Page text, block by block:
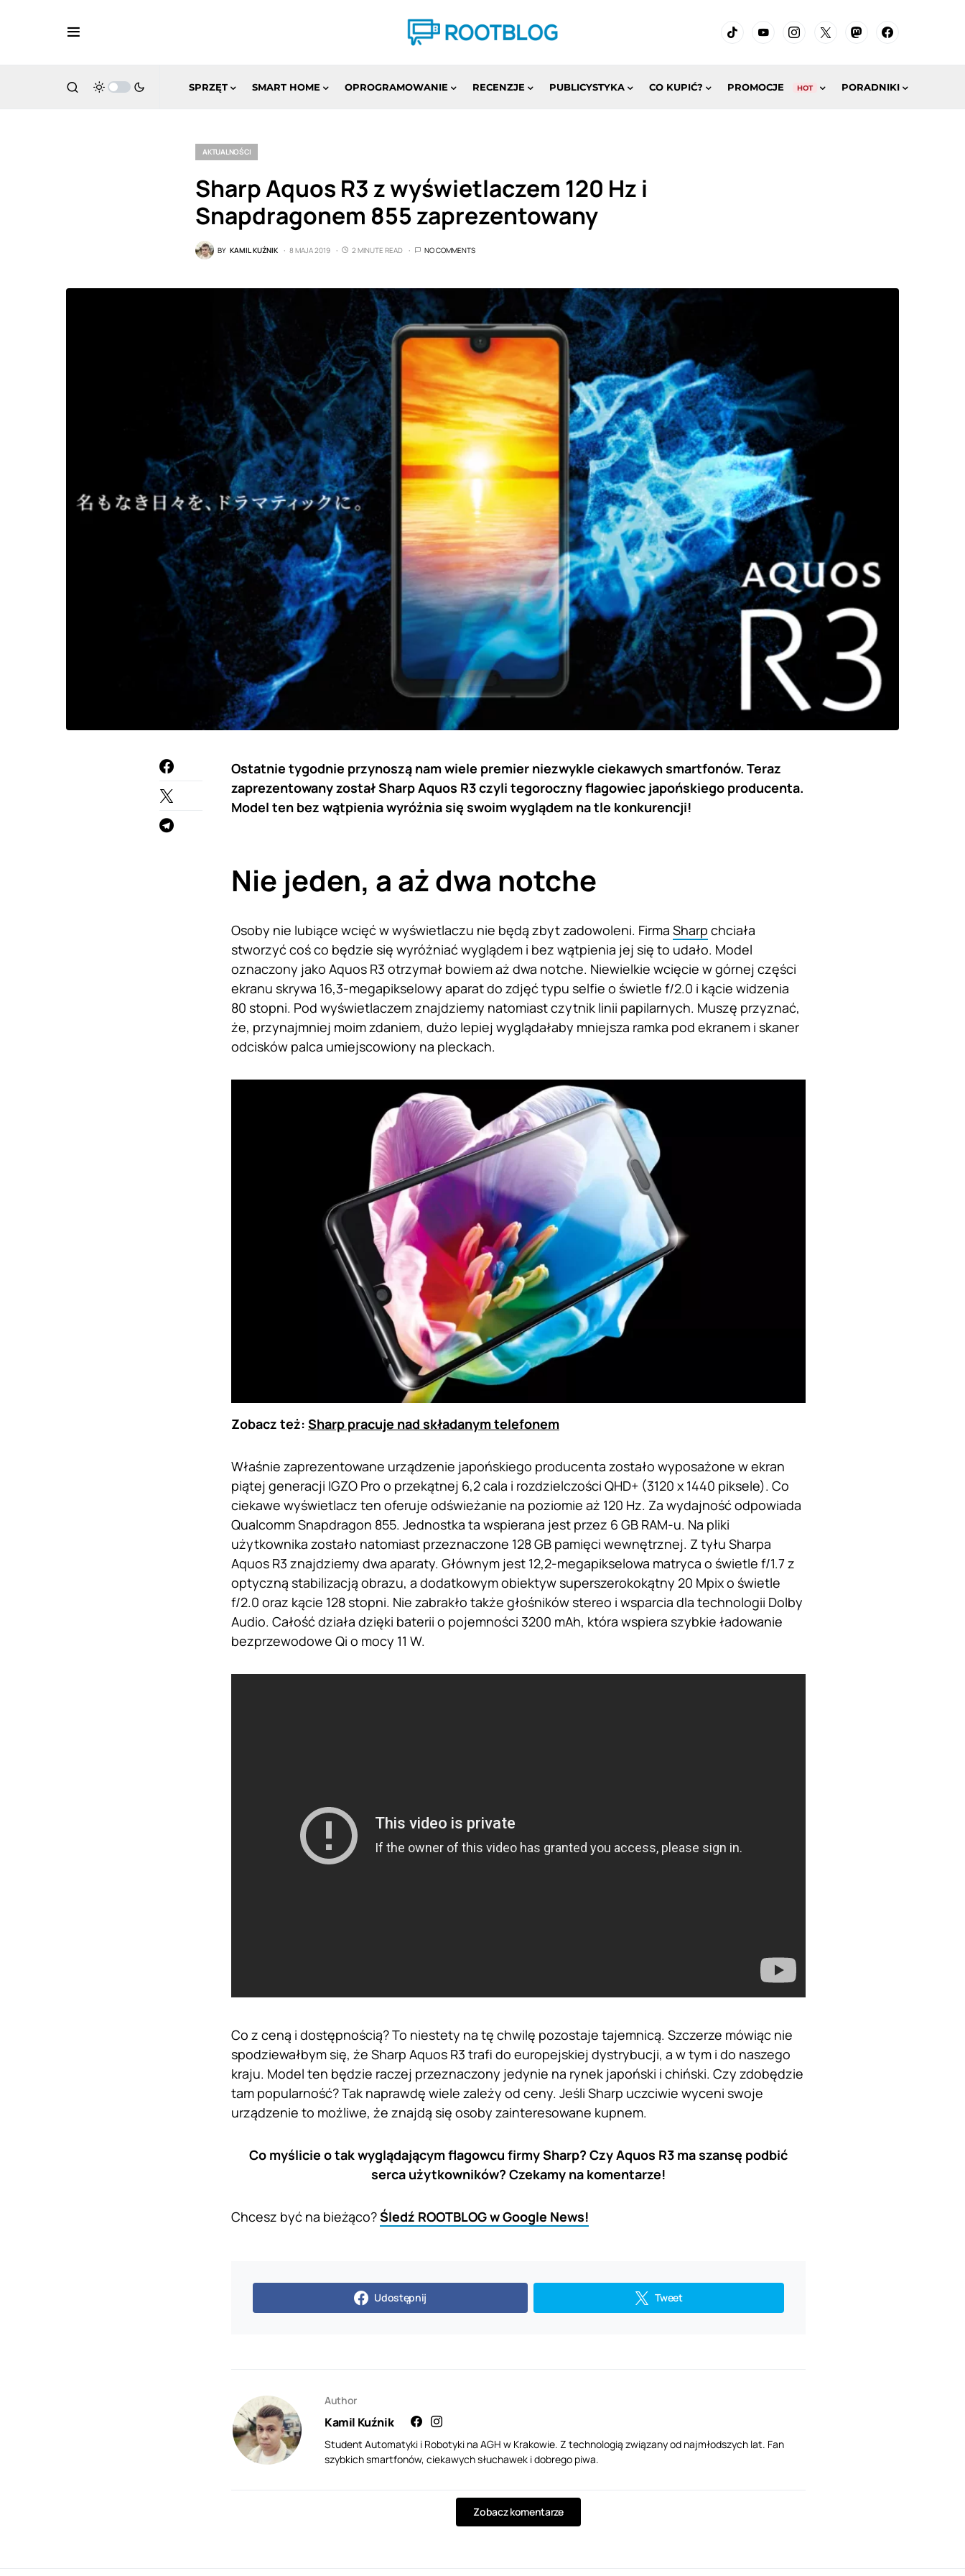
SPRZĘT SMART HOME OPROGRAMOWANIE RECENZJE PUBLICYSTYKA CO KUPIĆ? PROMOCJE HOT PORADNIKI
AKTUALNOŚCI
Sharp Aquos R3 z wyświetlaczem 120 Hz i
Snapdragonem 855 zaprezentowany
BY KAMIL KUŹNIK 8 MAJA 2019 2 MINUTE READ NO COMMENTS
Ostatnie tygodnie przynoszą nam wiele premier niezwykle ciekawych smartfonów. Teraz
zaprezentowany został Sharp Aquos R3 czyli tegoroczny flagowiec japońskiego producenta.
Model ten bez wątpienia wyróżnia się swoim wyglądem na tle konkurencji!
Nie jeden, a aż dwa notche
Osoby nie lubiące wcięć w wyświetlaczu nie będą zbyt zadowoleni. Firma Sharp chciała
stworzyć coś co będzie się wyróżniać wyglądem i bez wątpienia jej się to udało. Model
oznaczony jako Aquos R3 otrzymał bowiem aż dwa notche. Niewielkie wcięcie w górnej części
ekranu skrywa 16,3-megapikselowy aparat do zdjęć typu selfie o świetle f/2.0 i kącie widzenia
80 stopni. Pod wyświetlaczem znajdziemy natomiast czytnik linii papilarnych. Muszę przyznać,
że, przynajmniej moim zdaniem, dużo lepiej wyglądałaby mniejsza ramka pod ekranem i skaner
odcisków palca umiejscowiony na pleckach.
Zobacz też: Sharp pracuje nad składanym telefonem
Właśnie zaprezentowane urządzenie japońskiego producenta zostało wyposażone w ekran
piątej generacji IGZO Pro o przekątnej 6,2 cala i rozdzielczości QHD+ (3120 x 1440 piksele). Co
ciekawe wyświetlacz ten oferuje odświeżanie na poziomie aż 120 Hz. Za wydajność odpowiada
Qualcomm Snapdragon 855. Jednostka ta wspierana jest przez 6 GB RAM-u. Na pliki
użytkownika zostało natomiast przeznaczone 128 GB pamięci wewnętrznej. Z tyłu Sharpa
Aquos R3 znajdziemy dwa aparaty. Głównym jest 12,2-megapikselowa matryca o świetle f/1.7 z
optyczną stabilizacją obrazu, a dodatkowym obiektyw superszerokokątny 20 Mpix o świetle
f/2.0 oraz kącie 128 stopni. Nie zabrakło także głośników stereo i wsparcia dla technologii Dolby
Audio. Całość działa dzięki baterii o pojemności 3200 mAh, która wspiera szybkie ładowanie
bezprzewodowe Qi o mocy 11 W.
Co z ceną i dostępnością? To niestety na tę chwilę pozostaje tajemnicą. Szczerze mówiąc nie
spodziewałbym się, że Sharp Aquos R3 trafi do europejskiej dystrybucji, a w tym i do naszego
kraju. Model ten będzie raczej przeznaczony jedynie na rynek japoński i chiński. Czy zdobędzie
tam popularność? Tak naprawdę wiele zależy od ceny. Jeśli Sharp uczciwie wyceni swoje
urządzenie to możliwe, że znajdą się osoby zainteresowane kupnem.
Co myślicie o tak wyglądającym flagowcu firmy Sharp? Czy Aquos R3 ma szansę podbić
serca użytkowników? Czekamy na komentarze!
Chcesz być na bieżąco?Śledź ROOTBLOG w Google News!
Udostępnij Tweet
Author
Kamil Kuźnik
Student Automatyki i Robotyki na AGH w Krakowie. Z technologią związany od najmłodszych lat. Fan
szybkich smartfonów, ciekawych słuchawek i dobrego piwa.
Zobacz komentarze